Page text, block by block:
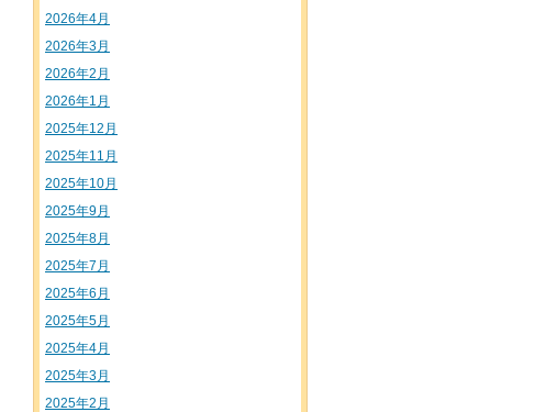
2026年4月
2026年3月
2026年2月
2026年1月
2025年12月
2025年11月
2025年10月
2025年9月
2025年8月
2025年7月
2025年6月
2025年5月
2025年4月
2025年3月
2025年2月